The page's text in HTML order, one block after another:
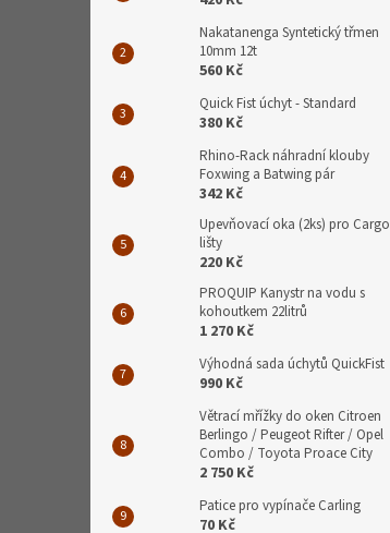
Nakatanenga Syntetický třmen
10mm 12t
560 Kč
Quick Fist úchyt - Standard
380 Kč
Rhino-Rack náhradní klouby
Foxwing a Batwing pár
342 Kč
Upevňovací oka (2ks) pro Cargo
lišty
220 Kč
PROQUIP Kanystr na vodu s
kohoutkem 22litrů
1 270 Kč
Výhodná sada úchytů QuickFist
990 Kč
Větrací mřížky do oken Citroen
Berlingo / Peugeot Rifter / Opel
Combo / Toyota Proace City
2 750 Kč
Patice pro vypínače Carling
70 Kč